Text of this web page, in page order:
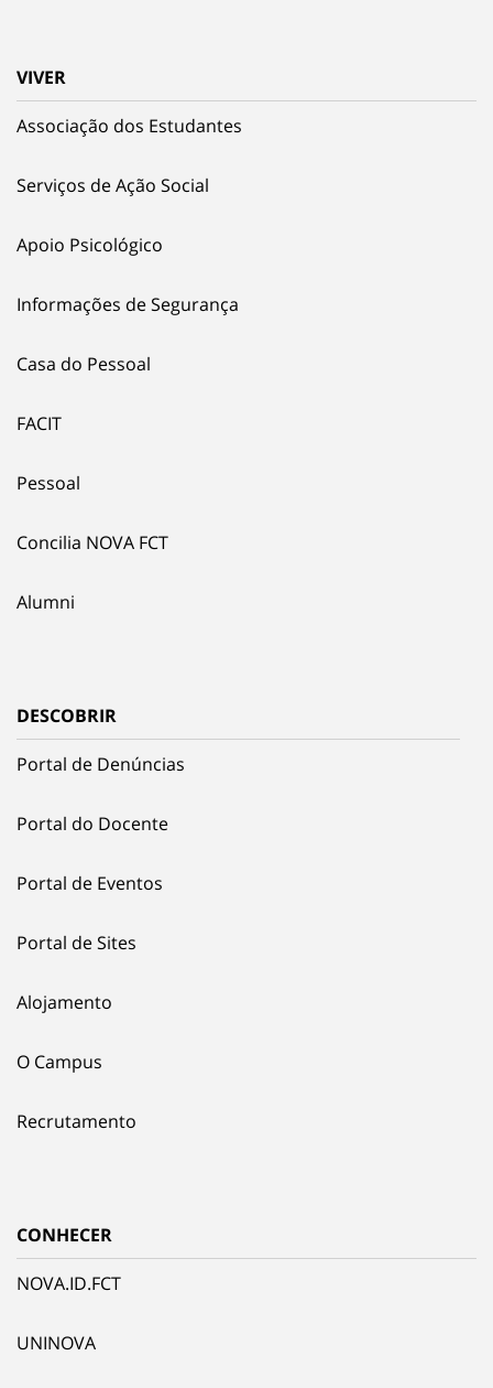
VIVER
Associação dos Estudantes
Serviços de Ação Social
Apoio Psicológico
Informações de Segurança
Casa do Pessoal
FACIT
Pessoal
Concilia NOVA FCT
Alumni
DESCOBRIR
Portal de Denúncias
Portal do Docente
Portal de Eventos
Portal de Sites
Alojamento
O Campus
Recrutamento
CONHECER
NOVA.ID.FCT
UNINOVA